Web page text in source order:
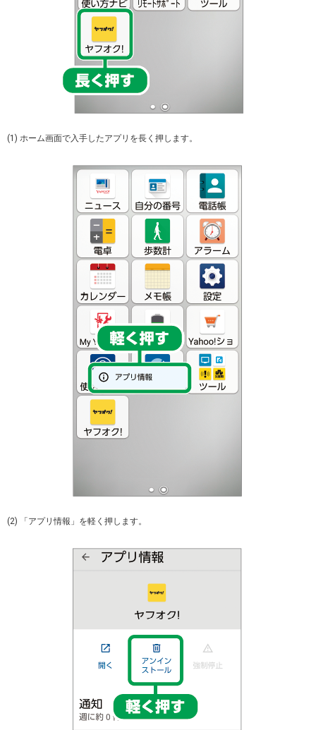
(1) ホーム画面で入手したアプリを長く押します。
(2) 「アプリ情報」を軽く押します。